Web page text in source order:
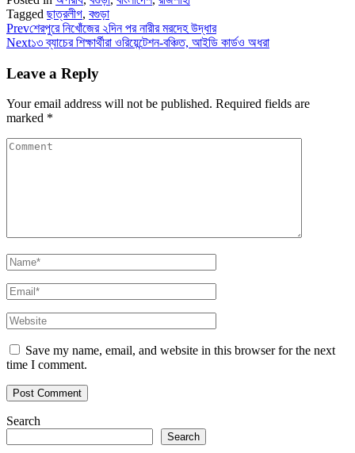
Tagged ছাত্রলীগ, বগুড়া
Prevশেরপুরে নিখোঁজের ২দিন পর নারীর মরদেহ উদ্ধার
Next১৩ ব্যাচের শিক্ষার্থীরা ওরিয়েন্টেশন-বঞ্চিত, আইডি কার্ডও অধরা
Leave a Reply
Your email address will not be published. Required fields are
marked *
Save my name, email, and website in this browser for the next
time I comment.
Search
Search